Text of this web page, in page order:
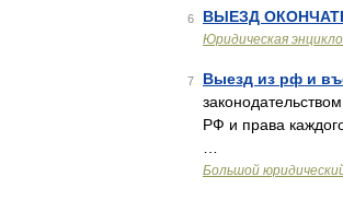
6 ВЫЕЗД
Юридическая
7 Выезд из рф и
РФ и права
Большой